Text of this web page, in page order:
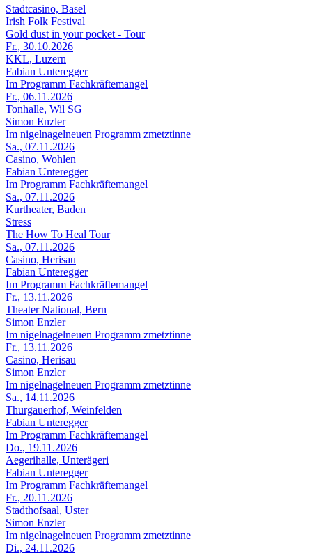
Stadtcasino, Basel
Irish Folk Festival
Gold dust in your pocket - Tour
Fr., 30.10.2026
KKL, Luzern
Fabian Unteregger
Im Programm Fachkräftemangel
Fr., 06.11.2026
Tonhalle, Wil SG
Simon Enzler
Im nigelnagelneuen Programm zmetztinne
Sa., 07.11.2026
Casino, Wohlen
Fabian Unteregger
Im Programm Fachkräftemangel
Sa., 07.11.2026
Kurtheater, Baden
Stress
The How To Heal Tour
Sa., 07.11.2026
Casino, Herisau
Fabian Unteregger
Im Programm Fachkräftemangel
Fr., 13.11.2026
Theater National, Bern
Simon Enzler
Im nigelnagelneuen Programm zmetztinne
Fr., 13.11.2026
Casino, Herisau
Simon Enzler
Im nigelnagelneuen Programm zmetztinne
Sa., 14.11.2026
Thurgauerhof, Weinfelden
Fabian Unteregger
Im Programm Fachkräftemangel
Do., 19.11.2026
Aegerihalle, Unterägeri
Fabian Unteregger
Im Programm Fachkräftemangel
Fr., 20.11.2026
Stadthofsaal, Uster
Simon Enzler
Im nigelnagelneuen Programm zmetztinne
Di., 24.11.2026